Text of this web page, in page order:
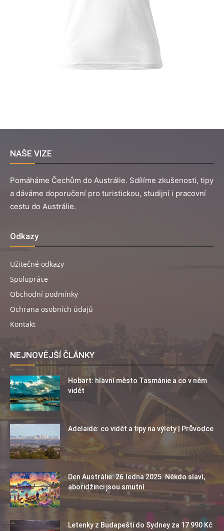
NAŠE VIZE
Pomáháme Čechům do Austrálie. Sdílíme zkušenosti, tipy
a dáváme doporučení pro turistickou, studijní i pracovní
cestu do Austrálie.
Odkazy
Užitečné odkazy
Spolupráce
Obchodní podmínky
Ochrana osobních údajů
Kontakt
NEJNOVĚJŠÍ ČLÁNKY
Hobart: hlavní město Tasmánie a co v něm
vidět
Adelaide: co vidět a tipy na výlety | Průvodce
Den Austrálie: 26.ledna 2025. Někdo slaví,
aboridžinci jsou smutní
Letenky z Budapešti do Sydney za 17 990 Kč